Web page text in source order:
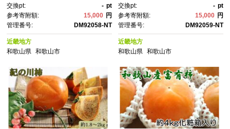
交換pt: - pt
参考寄附額:
15,000 円
管理番号:
DM92058-NT
近畿地方
和歌山県
和歌山市
交換pt: - pt
参考寄附額:
15,000 円
管理番号:
DM92059-NT
近畿地方
和歌山県 和歌山市